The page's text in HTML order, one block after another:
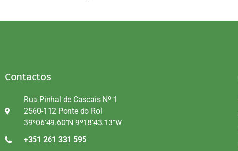
Contactos
Rua Pinhal de Cascais Nº 1
2560-112 Ponte do Rol
39º06'49.60"N 9º18'43.13"W
+351 261 331 595